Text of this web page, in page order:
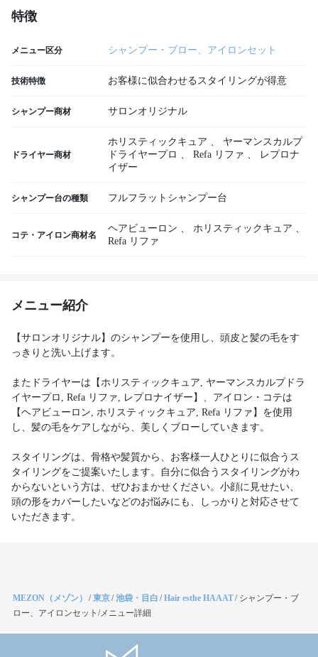
特徴
メニュー区分 シャンプー・ブロー、アイロンセット
技術特徴 お客様に似合わせるスタイリングが得意
シャンプー商材 サロンオリジナル
ドライヤー商材
ホリスティックキュア 、
ヤーマンスカルプ
ドライヤープロ 、 Refa リファ 、
レプロナ
イザー
シャンプー台の種類 フルフラットシャンプー台
コテ・アイロン商材名
ヘアビューロン 、 ホリスティックキュア 、
Refa リファ
メニュー紹介
【サロンオリジナル】のシャンプーを使用し、頭皮と髪の毛をす
っきりと洗い上げます。
またドライヤーは【ホリスティックキュア, ヤーマンスカルプドラ
イヤープロ, Refa リファ, レプロナイザー】、アイロン・コテは
【ヘアビューロン, ホリスティックキュア, Refa リファ】を使用
し、髪の毛をケアしながら、美しくブローしていきます。
スタイリングは、骨格や髪質から、お客様一人ひとりに似合うス
タイリングをご提案いたします。自分に似合うスタイリングがわ
からないという方は、ぜひおまかせください。小顔に見せたい、
頭の形をカバーしたいなどのお悩みにも、しっかりと対応させて
いただきます。
MEZON（メゾン） /東京/池袋・目白 /Hair esthe HAAAT/ シャンプー・ブ
ロー、アイロンセット/メニュー詳細